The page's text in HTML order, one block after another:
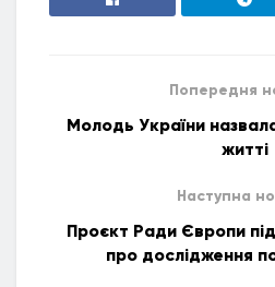
Попередня
Молодь України
житті
Наступна
Проєкт Ради Європи
про дослідження